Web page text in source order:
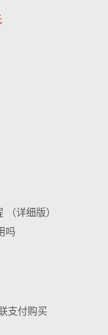
详细版）
吗
支付购买